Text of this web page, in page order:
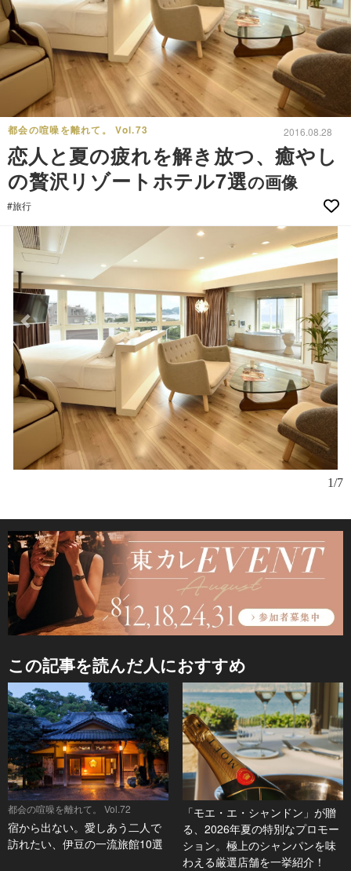
都会の喧噪を離れて。 Vol.73 2016.08.28
恋人と夏の疲れを解き放つ、癒やし
の贅沢リゾートホテル7選の画像
#旅行
1/7
この記事を読んだ人におすすめ
都会の喧噪を離れて。 Vol.72
宿から出ない。愛しあう二人で
訪れたい、伊豆の一流旅館10選
「モエ・エ・シャンドン」が贈
る、2026年夏の特別なプロモー
ション。極上のシャンパンを味
わえる厳選店舗を一挙紹介！